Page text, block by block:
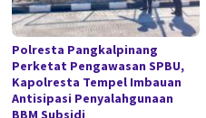
Polresta Pangkalpinang
Perketat Pengawasan SPBU,
Kapolresta Tempel Imbauan
Antisipasi Penyalahgunaan
BBM Subsidi